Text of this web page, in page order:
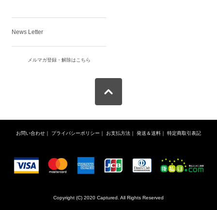
News Letter
メルマガ登録・解除はこちら
お問い合わせ ｜ プライバシーポリシー ｜ お支払方法 ｜ 発送＆送料 ｜ 特定商取引表記
Copyright (C) 2020 Captured. All Rights Reserved